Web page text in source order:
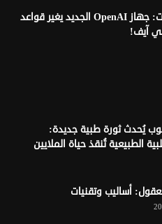
وداعاً للشاشات: جهاز OpenAI الجديد يغير قواعد
آيف!
يُحدث ثورة طبية جديدة:
الطبيعية تُنقذ حياة الملايين
أساليب وتقنيات